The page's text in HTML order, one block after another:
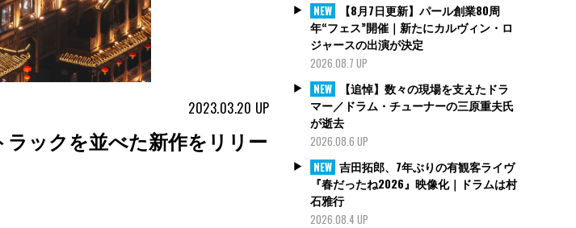
2023.03.20 UP
ラックを並べた新作をリリー
NEW
【8月7日更新】パール創業80周
年“フェス”開催｜新たにカルヴィン・ロ
ジャースの出演が決定
2026.08.7 UP
NEW
【追悼】数々の現場を支えたドラ
マー／ドラム・チューナーの三原重夫氏
が逝去
2026.08.6 UP
NEW 吉田拓郎、7年ぶりの有観客ライヴ
『春だったね2026』映像化｜ドラムは村
石雅行
2026.08.4 UP